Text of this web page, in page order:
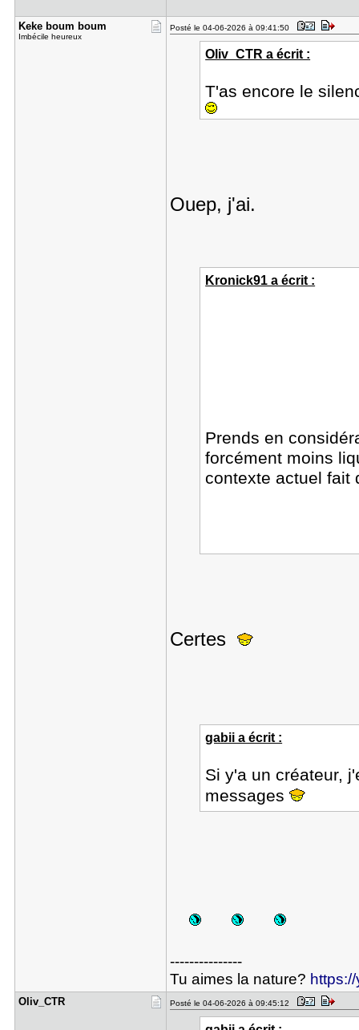
Keke boum ​boum
Imbécile heureux
Posté le 04-06-2026 à 09:41:50
Oliv_CTR a écrit :
T'as encore le
Ouep, j'ai.
Kronick91 a écrit :
Prends en
forcément moins
contexte actuel
Certes
gabii a écrit :
Si y'a un créateur,
messages
---------------
Tu aimes la nature?
Oliv_CTR Posté le 04-06-2026 à 09:45:12